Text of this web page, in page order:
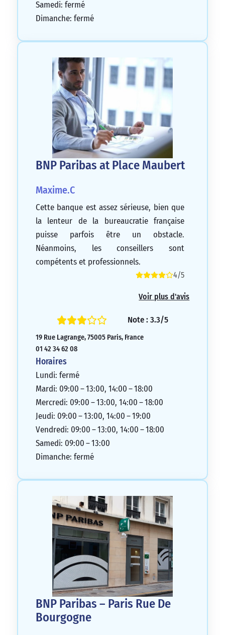
Samedi: fermé
Dimanche: fermé
BNP Paribas at Place Maubert
Maxime.C
Cette banque est assez sérieuse, bien que
la lenteur de la bureaucratie française
puisse parfois être un obstacle.
Néanmoins, les conseillers sont
compétents et professionnels.
4/5
Voir plus d'avis
Note : 3.3/5
19 Rue Lagrange, 75005 Paris, France
01 42 34 62 08
Horaires
Lundi: fermé
Mardi: 09:00 – 13:00, 14:00 – 18:00
Mercredi: 09:00 – 13:00, 14:00 – 18:00
Jeudi: 09:00 – 13:00, 14:00 – 19:00
Vendredi: 09:00 – 13:00, 14:00 – 18:00
Samedi: 09:00 – 13:00
Dimanche: fermé
BNP Paribas – Paris Rue De
Bourgogne